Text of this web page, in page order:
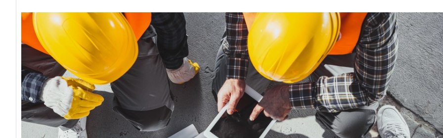
Darmstadt
Roundtable
#43
(POSTPONED
to 31.08)
31.08.2026 18:00
- 19:30
-